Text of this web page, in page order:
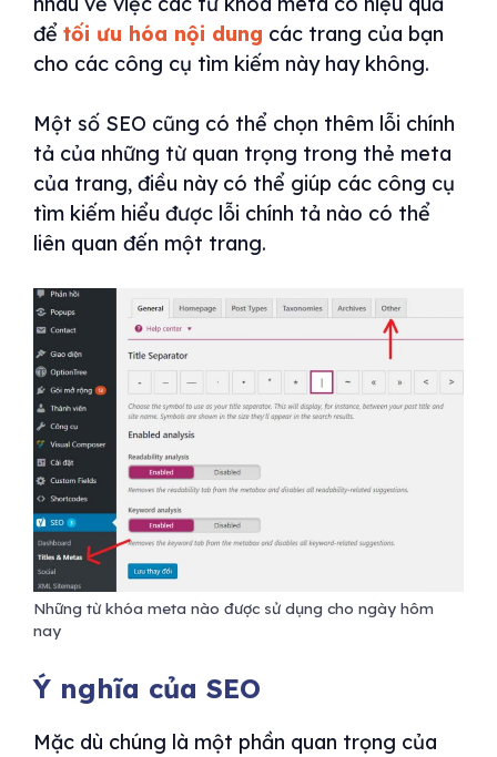
để tối ưu hóa nội dung các trang của bạn
cho các công cụ tìm kiếm này hay không.
Một số SEO cũng có thể chọn thêm lỗi chính
tả của những từ quan trọng trong thẻ meta
của trang, điều này có thể giúp các công cụ
tìm kiếm hiểu được lỗi chính tả nào có thể
liên quan đến một trang.
Những từ khóa meta nào được sử dụng cho ngày hôm
nay
Ý nghĩa của SEO
Mặc dù chúng là một phần quan trọng của